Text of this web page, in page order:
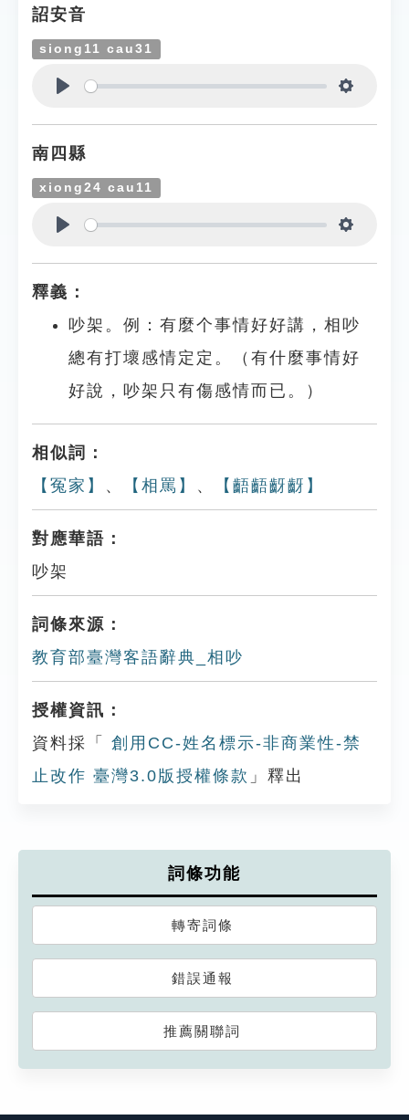
詔安音
siong11 cau31
南四縣
xiong24 cau11
釋義：
吵架。例：有麼个事情好好講，相吵
總有打壞感情定定。（有什麼事情好
好說，吵架只有傷感情而已。）
相似詞：
【冤家】 、 【相罵】 、 【齬齬齖齖】
對應華語：
吵架
詞條來源：
教育部臺灣客語辭典_相吵
授權資訊：
資料採「
創用CC-姓名標示-非商業性-禁
止改作 臺灣3.0版授權條款 」釋出
詞條功能
轉寄詞條
錯誤通報
推薦關聯詞